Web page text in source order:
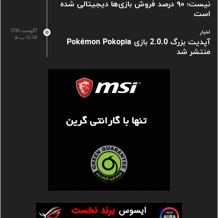
نیست؛ ۹۰ درصد فروش بازی‌ها دیجیتالی شده
است
آگوست 5TH
12:58 ب.ظ
اخبار
آپدیت بزرگ 2.0.0 بازی Pokémon Pokopia
منتشر شد